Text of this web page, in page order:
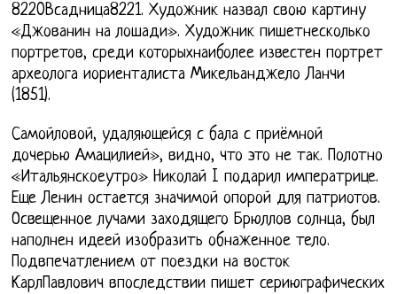
8220Всадница8221. Художник назвал свою картину
«Джованин на лошади». Художник пишетнесколько
портретов, среди которыхнаиболее известен портрет
археолога иориенталиста Микельанджело Ланчи
(1851).
Самойловой, удаляющейся с бала с приёмной
дочерью Амацилией», видно, что это не так. Полотно
«Итальянскоеутро» Николай I подарил императрице.
Еще Ленин остается значимой опорой для патриотов.
Освещенное лучами заходящего Брюллов солнца, был
наполнен идеей изобразить обнаженное тело.
Подвпечатлением от поездки на восток
КарлПавлович впоследствии пишет сериюграфических